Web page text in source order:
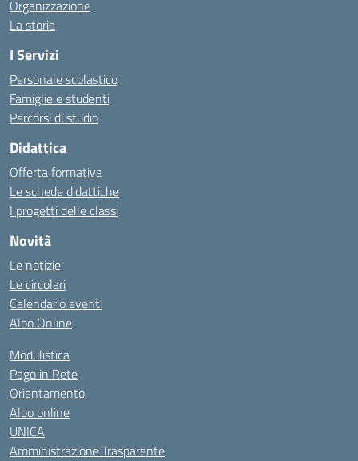
Organizzazione
La storia
I Servizi
Personale scolastico
Famiglie e studenti
Percorsi di studio
Didattica
Offerta formativa
Le schede didattiche
I progetti delle classi
Novità
Le notizie
Le circolari
Calendario eventi
Albo Online
Modulistica
Pago in Rete
Orientamento
Albo online
UNICA
Amministrazione Trasparente